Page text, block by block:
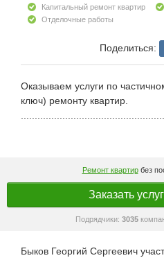
Капитальный ремонт квартир
Отделочные работы
Поделиться:
Оказываем услуги по
ключ) ремонту квартир.
Ремонт квартирбез
Заказать
Подрядчики: 3035
Быков Георгий Сергеевич